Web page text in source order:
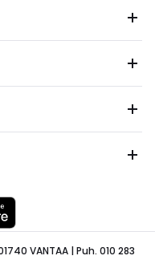
VANTAA | Puh. 010 283